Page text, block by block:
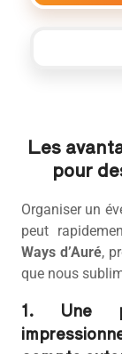
Les
pour
Organiser un
peut
Ways d’Auré,
que nous
1. Une